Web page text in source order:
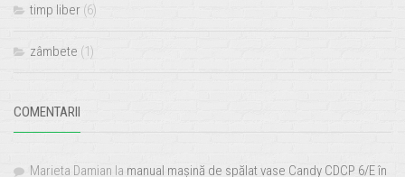
timp liber (6)
zâmbete (1)
COMENTARII
Marieta Damian la manual mașină de spălat vase Candy CDCP 6/E în